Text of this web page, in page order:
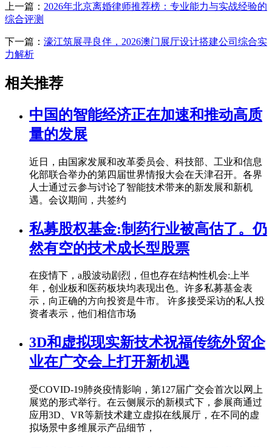
上一篇： 2026年北京离婚律师推荐榜：专业能力与实战经验的
综合评测
下一篇： 濠江筑展寻良伴，2026澳门展厅设计搭建公司综合实
力解析
相关推荐
中国的智能经济正在加速和推动高质
量的发展
近日，由国家发展和改革委员会、科技部、工业和信息
化部联合举办的第四届世界情报大会在天津召开。各界
人士通过云参与讨论了智能技术带来的新发展和新机
遇。会议期间，共签约
私募股权基金:制药行业被高估了。仍
然有空的技术成长型股票
在疫情下，a股波动剧烈，但也存在结构性机会:上半
年，创业板和医药板块均表现出色。许多私募基金表
示，向正确的方向投资是牛市。 许多接受采访的私人投
资者表示，他们相信市场
3D和虚拟现实新技术祝福传统外贸企
业在广交会上打开新机遇
受COVID-19肺炎疫情影响，第127届广交会首次以网上
展览的形式举行。在云侧展示的新模式下，参展商通过
应用3D、VR等新技术建立虚拟在线展厅，在不同的虚
拟场景中多维展示产品细节，